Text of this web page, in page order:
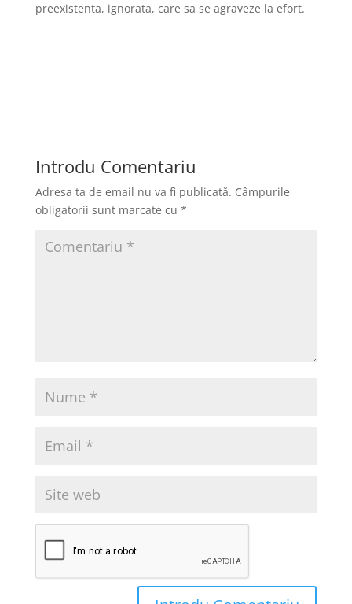
preexistenta, ignorata, care sa se agraveze la efort.
Introdu Comentariu
Adresa ta de email nu va fi publicată. Câmpurile
obligatorii sunt marcate cu *